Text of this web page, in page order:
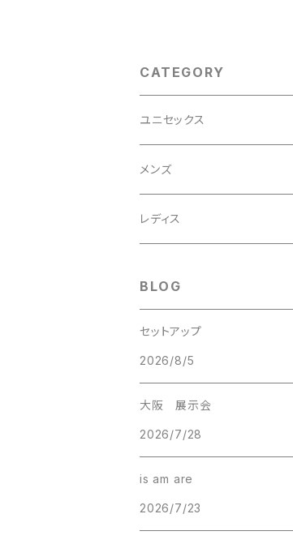
CATEGORY
ユニセックス
メンズ
レディス
BLOG
セットアップ
2026/8/5
大阪 展示会
2026/7/28
is am are
2026/7/23